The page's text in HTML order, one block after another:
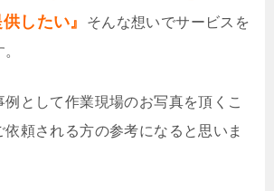
したい』
そんな想いでサービスを
として作業現場のお写真を頂くこ
依頼される方の参考になると思いま